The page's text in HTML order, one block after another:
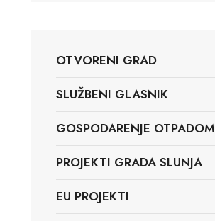
OTVORENI GRAD
SLUŽBENI GLASNIK
GOSPODARENJE OTPADOM
PROJEKTI GRADA SLUNJA
EU PROJEKTI